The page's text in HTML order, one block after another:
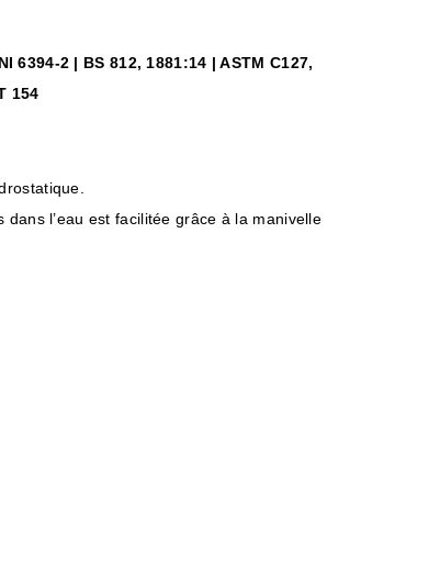
6394-2 | BS 812, 1881:14 | ASTM C127,
154
dans l’eau est facilitée grâce à la manivelle